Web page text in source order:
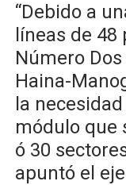
“Debido a
líneas de
Número
Haina-
la
módulo que
ó 30
apuntó el